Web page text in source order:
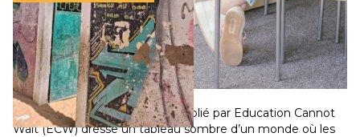
258 millions d’enfants victimes de la guerre, des
chocs climatiques et des déplacements de
population
11 juillet 2026- National
Un nouveau rapport mondial publié par Education Cannot
Wait (ECW) dresse un tableau sombre d’un monde où les